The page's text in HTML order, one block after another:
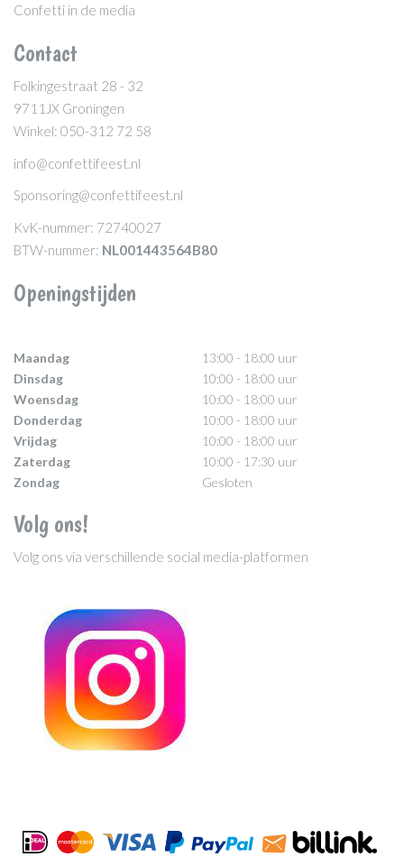
Confetti in de media
Contact
Folkingestraat 28 - 32
9711JX Groningen
Winkel: 050-312 72 58
info@confettifeest.nl
Sponsoring@confettifeest.nl
KvK-nummer: 72740027
BTW-nummer: NL001443564B80
Openingstijden
Maandag
13:00 - 18:00 uur
Dinsdag
10:00 - 18:00 uur
Woensdag
10:00 - 18:00 uur
Donderdag
10:00 - 18:00 uur
Vrijdag
10:00 - 18:00 uur
Zaterdag
10:00 - 17:30 uur
Zondag
Gesloten
Volg ons!
Volg ons via verschillende social media-platformen